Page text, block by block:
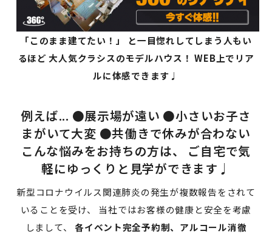
「このまま建てたい！」
と一目惚れしてしまう人もい
るほど 大人気クラシスのモデルハウス！ WEB上でリア
ルに体感できます♩
例えば... ●展示場が遠い ●小さいお子さ
まがいて大変 ●共働きで休みが合わない
こんな悩みをお持ちの方は、 ご自宅で気
軽にゆっくりと見学ができます♩
新型コロナウイルス関連肺炎の発生が複数報告をされて
いることを受け、 当社ではお客様の健康と安全を考慮
しまして、各イベント完全予約制、アルコール消徹